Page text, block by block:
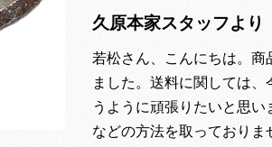
久原本家スタッフより
若松さん、こんにちは。
ました。送料に関しては
うように頑張りたいと思
などの方法を取っておりま